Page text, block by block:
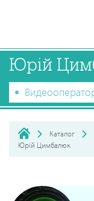
Юрій
Каталог
Юрій Цимбалюк